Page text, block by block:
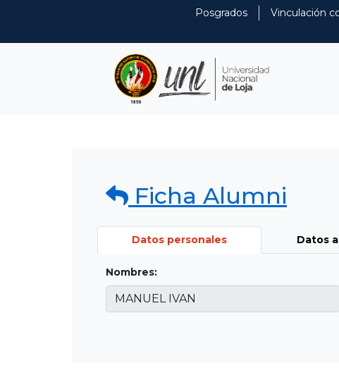
Posgrados Vinculación
Ficha Alumni
Datos personales Datos
Nombres: